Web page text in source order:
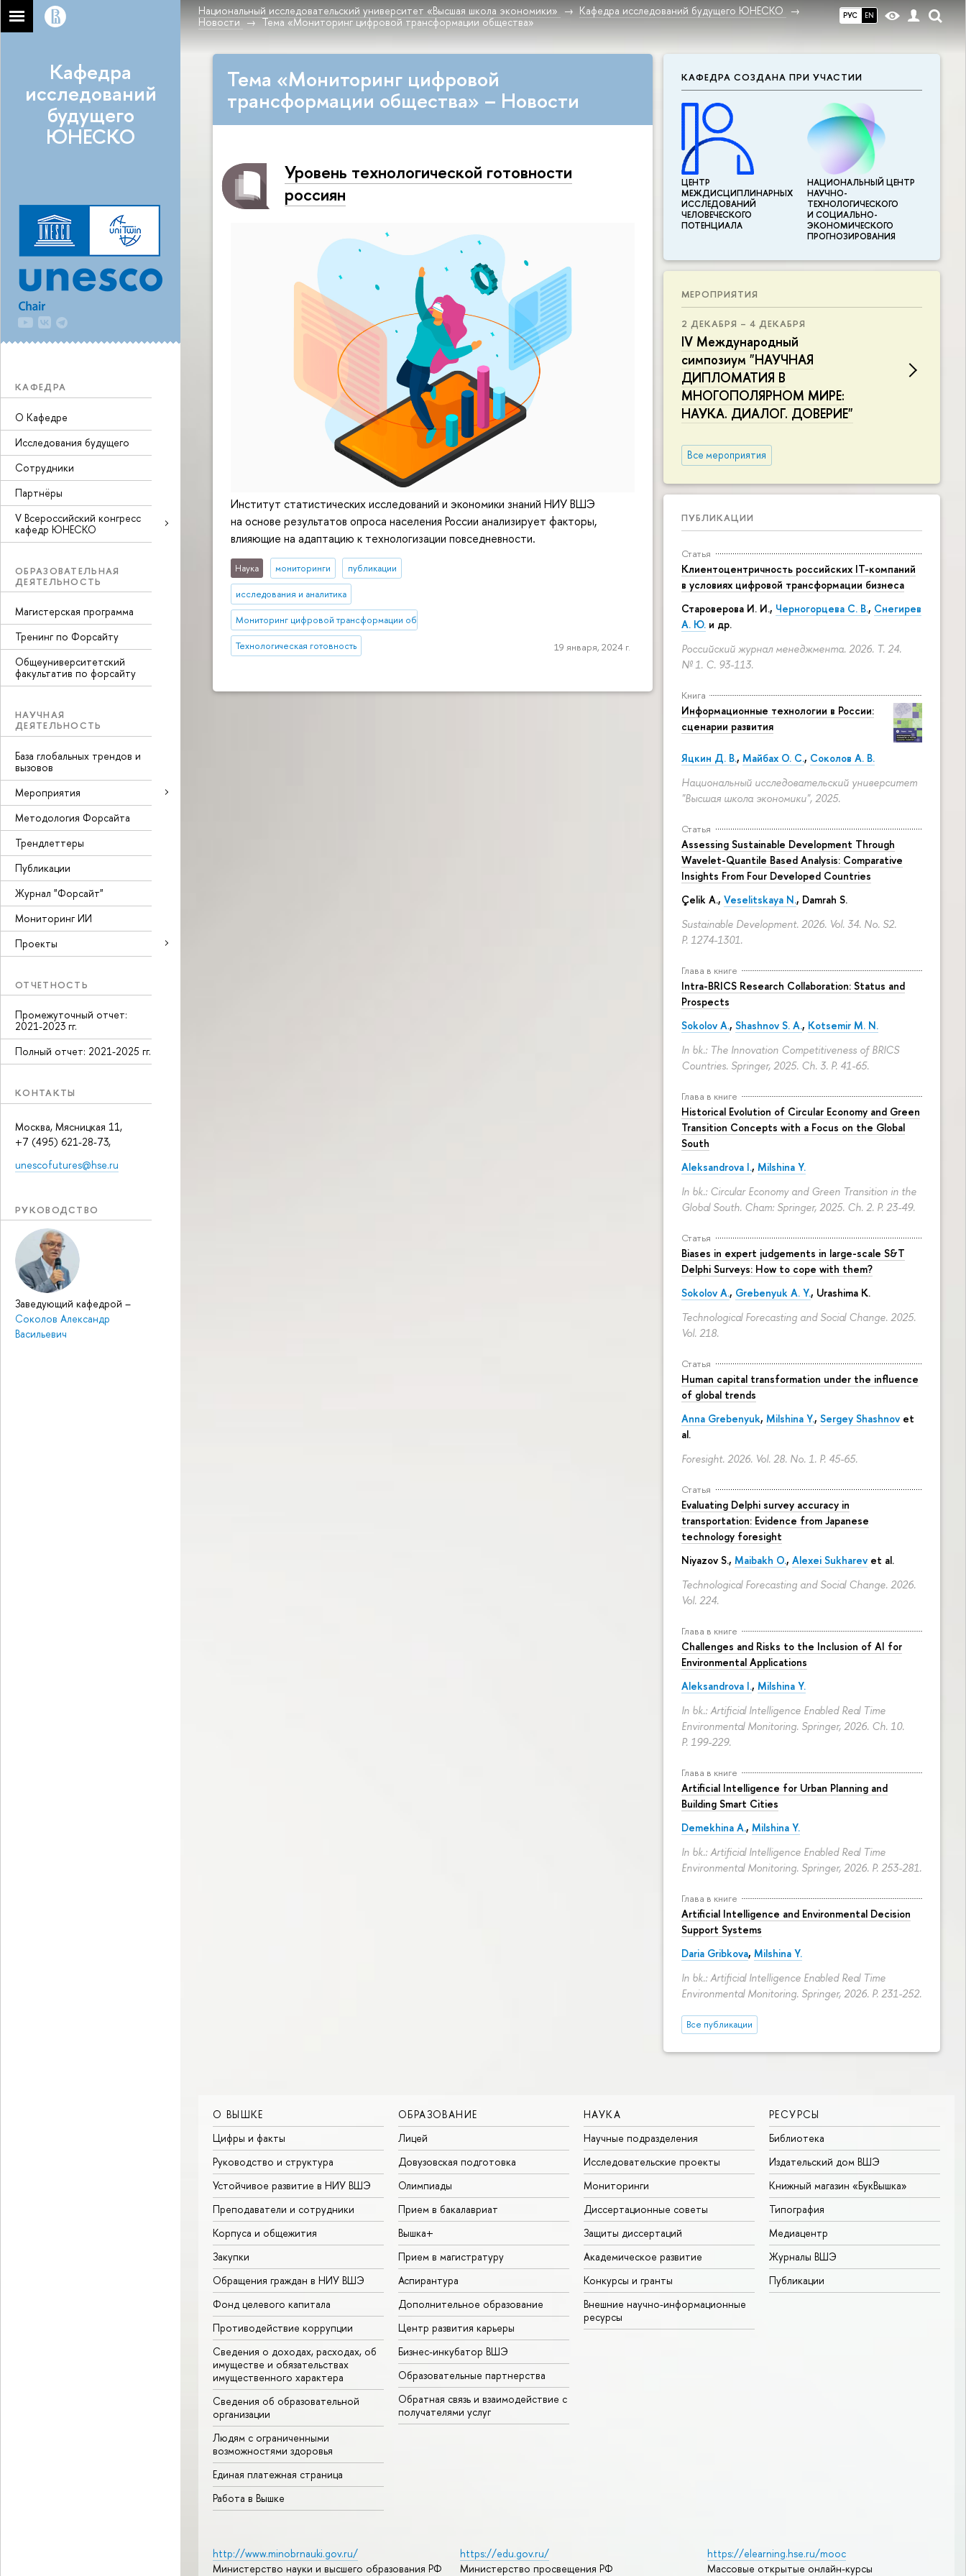
РУС EN
Национальный исследовательский университет «Высшая школа экономики»
Кафедра исследований будущего ЮНЕСКО
Новости
Тема «Мониторинг цифровой трансформации общества»
Кафедра
исследований
будущего
ЮНЕСКО
КАФЕДРА
О Кафедре
Исследования будущего
Сотрудники
Партнёры
V Всероссийский конгресс
кафедр ЮНЕСКО
ОБРАЗОВАТЕЛЬНАЯ
ДЕЯТЕЛЬНОСТЬ
Магистерская программа
Тренинг по Форсайту
Общеуниверситетский
факультатив по форсайту
НАУЧНАЯ
ДЕЯТЕЛЬНОСТЬ
База глобальных трендов и
вызовов
Мероприятия
Методология Форсайта
Трендлеттеры
Публикации
Журнал "Форсайт"
Мониторинг ИИ
Проекты
ОТЧЕТНОСТЬ
Промежуточный отчет:
2021-2023 гг.
Полный отчет: 2021-2025 гг.
КОНТАКТЫ
Москва, Мясницкая 11,
+7 (495) 621-28-73,
unescofutures@hse.ru
РУКОВОДСТВО
Заведующий кафедрой –
Соколов Александр
Васильевич
КАФЕДРА СОЗДАНА ПРИ УЧАСТИИ
ЦЕНТР
МЕЖДИСЦИПЛИНАР­НЫХ
ИССЛЕДОВАНИЙ
ЧЕЛОВЕЧЕСКОГО
ПОТЕНЦИАЛА
НАЦИОНАЛЬНЫЙ ЦЕНТР
НАУЧНО-
ТЕХНОЛОГИЧЕСКОГО
И СОЦИАЛЬНО-
ЭКОНОМИЧЕСКОГО
ПРОГНОЗИРОВАНИЯ
МЕРОПРИЯТИЯ
2 ДЕКАБРЯ – 4 ДЕКАБРЯ
IV Международный
симпозиум "НАУЧНАЯ
ДИПЛОМАТИЯ В
МНОГОПОЛЯРНОМ МИРЕ:
НАУКА. ДИАЛОГ. ДОВЕРИЕ"
Все мероприятия
ПУБЛИКАЦИИ
Статья
Клиентоцентричность российских IT-компаний
в условиях цифровой трансформации бизнеса
Староверова И. И., Черногорцева С. В., Снегирев
А. Ю. и др.
Российский журнал менеджмента. 2026. Т. 24.
№ 1. С. 93-113.
Книга
Информационные технологии в России:
сценарии развития
Яцкин Д. В., Майбах О. С., Соколов А. В.
Национальный исследовательский университет
"Высшая школа экономики", 2025.
Статья
Assessing Sustainable Development Through
Wavelet-Quantile Based Analysis: Comparative
Insights From Four Developed Countries
Çelik A., Veselitskaya N., Damrah S.
Sustainable Development. 2026. Vol. 34. No. S2.
P. 1274-1301.
Глава в книге
Intra-BRICS Research Collaboration: Status and
Prospects
Sokolov A., Shashnov S. A., Kotsemir M. N.
In bk.: The Innovation Competitiveness of BRICS
Countries. Springer, 2025. Ch. 3. P. 41-65.
Глава в книге
Historical Evolution of Circular Economy and Green
Transition Concepts with a Focus on the Global
South
Aleksandrova I., Milshina Y.
In bk.: Circular Economy and Green Transition in the
Global South. Cham: Springer, 2025. Ch. 2. P. 23-49.
Статья
Biases in expert judgements in large-scale S&T
Delphi Surveys: How to cope with them?
Sokolov A., Grebenyuk A. Y., Urashima K.
Technological Forecasting and Social Change. 2025.
Vol. 218.
Статья
Human capital transformation under the influence
of global trends
Anna Grebenyuk, Milshina Y., Sergey Shashnov et
al.
Foresight. 2026. Vol. 28. No. 1. P. 45-65.
Статья
Evaluating Delphi survey accuracy in
transportation: Evidence from Japanese
technology foresight
Niyazov S., Maibakh O., Alexei Sukharev et al.
Technological Forecasting and Social Change. 2026.
Vol. 224.
Глава в книге
Challenges and Risks to the Inclusion of AI for
Environmental Applications
Aleksandrova I., Milshina Y.
In bk.: Artificial Intelligence Enabled Real Time
Environmental Monitoring. Springer, 2026. Ch. 10.
P. 199-229.
Глава в книге
Artificial Intelligence for Urban Planning and
Building Smart Cities
Demekhina A., Milshina Y.
In bk.: Artificial Intelligence Enabled Real Time
Environmental Monitoring. Springer, 2026. P. 253-281.
Глава в книге
Artificial Intelligence and Environmental Decision
Support Systems
Daria Gribkova, Milshina Y.
In bk.: Artificial Intelligence Enabled Real Time
Environmental Monitoring. Springer, 2026. P. 231-252.
Все публикации
Тема «Мониторинг цифровой
трансформации общества» – Новости
Уровень технологической готовности
россиян
Институт статистических исследований и экономики знаний НИУ ВШЭ
на основе результатов опроса населения России анализирует факторы,
влияющие на адаптацию к технологизации повседневности.
Наука мониторинги публикации
исследования и аналитика
Мониторинг цифровой трансформации общества
Технологическая готовность 19 января, 2024 г.
О ВЫШКЕ
Цифры и факты
Руководство и структура
Устойчивое развитие в НИУ ВШЭ
Преподаватели и сотрудники
Корпуса и общежития
Закупки
Обращения граждан в НИУ ВШЭ
Фонд целевого капитала
Противодействие коррупции
Сведения о доходах, расходах, об
имуществе и обязательствах
имущественного характера
Сведения об образовательной
организации
Людям с ограниченными
возможностями здоровья
Единая платежная страница
Работа в Вышке
ОБРАЗОВАНИЕ
Лицей
Довузовская подготовка
Олимпиады
Прием в бакалавриат
Вышка+
Прием в магистратуру
Аспирантура
Дополнительное образование
Центр развития карьеры
Бизнес-инкубатор ВШЭ
Образовательные партнерства
Обратная связь и взаимодействие с
получателями услуг
НАУКА
Научные подразделения
Исследовательские проекты
Мониторинги
Диссертационные советы
Защиты диссертаций
Академическое развитие
Конкурсы и гранты
Внешние научно-информационные
ресурсы
РЕСУРСЫ
Библиотека
Издательский дом ВШЭ
Книжный магазин «БукВышка»
Типография
Медиацентр
Журналы ВШЭ
Публикации
http://www.minobrnauki.gov.ru/
Министерство науки и высшего образования РФ
https://edu.gov.ru/
Министерство просвещения РФ
https://elearning.hse.ru/mooc
Массовые открытые онлайн-курсы